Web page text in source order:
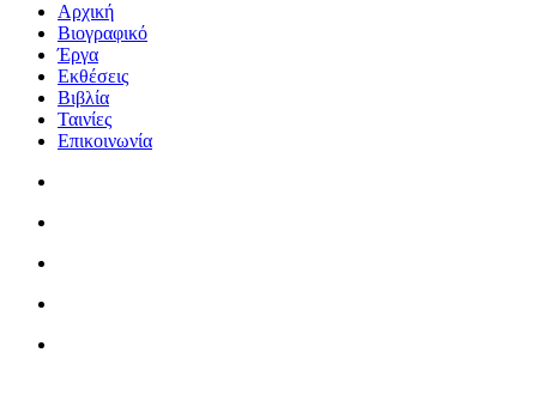
Αρχική
Βιογραφικό
Έργα
Εκθέσεις
Βιβλία
Ταινίες
Επικοινωνία